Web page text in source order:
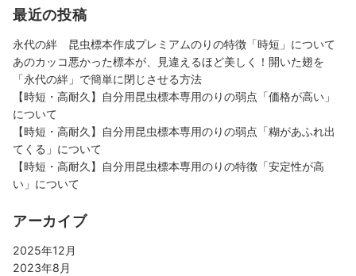
送
最近の投稿
永代の絆 昆虫標本作成プレミアムのりの特徴「時短」について
あのカッコ悪かった標本が、見違えるほど美しく！開いた翅を
「永代の絆」で簡単に閉じさせる方法
【時短・高耐久】自分用昆虫標本専用のりの弱点「価格が高い」
について
【時短・高耐久】自分用昆虫標本専用のりの弱点「糊があふれ出
てくる」について
【時短・高耐久】自分用昆虫標本専用のりの特徴「安定性が高
い」について
アーカイブ
2025年12月
2023年8月